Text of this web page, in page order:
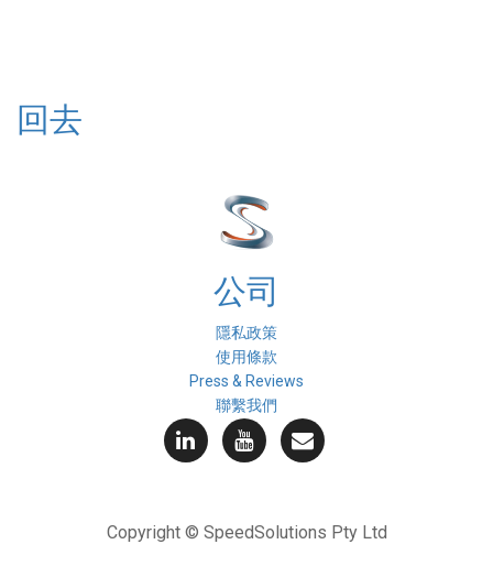
回去
公司
隱私政策
使用條款
Press & Reviews
聯繫我們
Copyright © SpeedSolutions Pty Ltd